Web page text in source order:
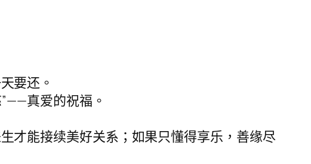
要还。
真爱的祝福。
才能接续美好关系；如果只懂得享乐，善缘尽